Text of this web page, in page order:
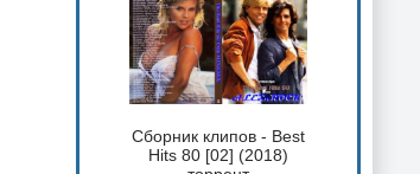
Сборник клипов - Best
Hits 80 [02] (2018)